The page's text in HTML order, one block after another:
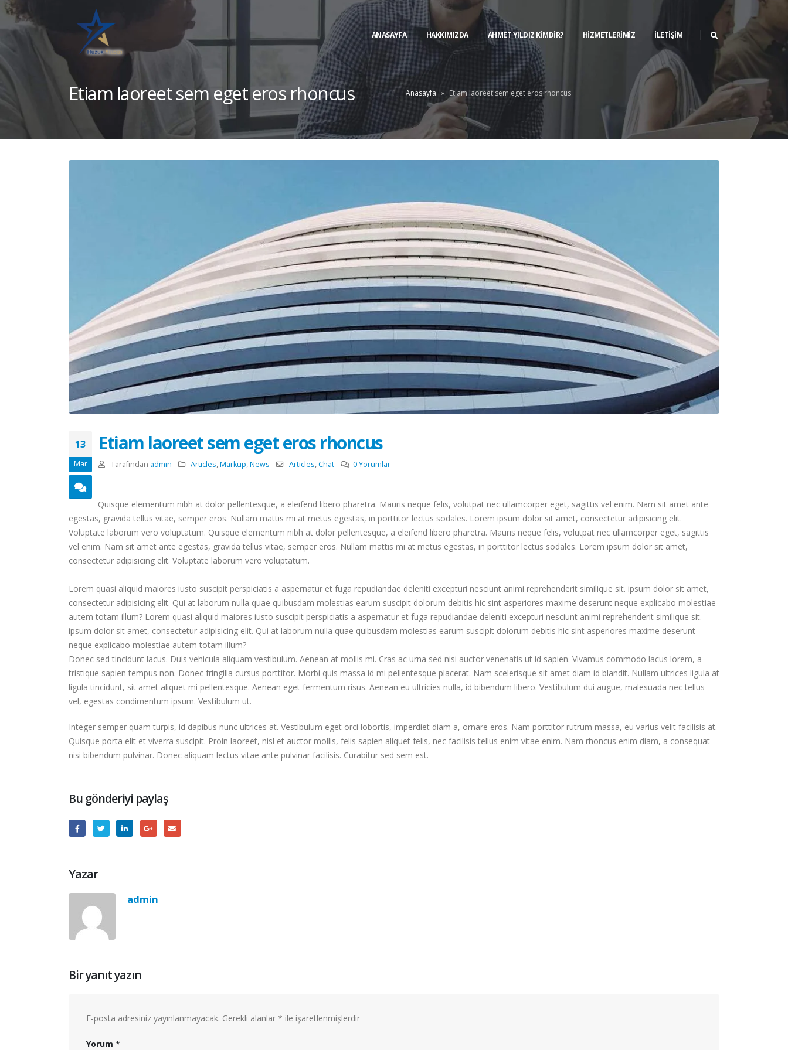
ANASAYFA HAKKIMIZDA AHMET YILDIZ KIMDIR? HIZMETLERIMIZ İLETIŞIM
Etiam laoreet sem eget eros rhoncus Anasayfa » Etiam laoreet sem eget eros rhoncus
13
Mar
Etiam laoreet sem eget eros rhoncus
Tarafından admin Articles,Markup,News Articles,Chat 0 Yorumlar
Quisque elementum nibh at dolor pellentesque, a eleifend libero pharetra. Mauris neque felis, volutpat nec ullamcorper eget, sagittis vel enim. Nam sit amet ante
egestas, gravida tellus vitae, semper eros. Nullam mattis mi at metus egestas, in porttitor lectus sodales. Lorem ipsum dolor sit amet, consectetur adipisicing elit.
Voluptate laborum vero voluptatum. Quisque elementum nibh at dolor pellentesque, a eleifend libero pharetra. Mauris neque felis, volutpat nec ullamcorper eget, sagittis
vel enim. Nam sit amet ante egestas, gravida tellus vitae, semper eros. Nullam mattis mi at metus egestas, in porttitor lectus sodales. Lorem ipsum dolor sit amet,
consectetur adipisicing elit. Voluptate laborum vero voluptatum.
Lorem quasi aliquid maiores iusto suscipit perspiciatis a aspernatur et fuga repudiandae deleniti excepturi nesciunt animi reprehenderit similique sit. ipsum dolor sit amet,
consectetur adipisicing elit. Qui at laborum nulla quae quibusdam molestias earum suscipit dolorum debitis hic sint asperiores maxime deserunt neque explicabo molestiae
autem totam illum? Lorem quasi aliquid maiores iusto suscipit perspiciatis a aspernatur et fuga repudiandae deleniti excepturi nesciunt animi reprehenderit similique sit.
ipsum dolor sit amet, consectetur adipisicing elit. Qui at laborum nulla quae quibusdam molestias earum suscipit dolorum debitis hic sint asperiores maxime deserunt
neque explicabo molestiae autem totam illum?
Donec sed tincidunt lacus. Duis vehicula aliquam vestibulum. Aenean at mollis mi. Cras ac urna sed nisi auctor venenatis ut id sapien. Vivamus commodo lacus lorem, a
tristique sapien tempus non. Donec fringilla cursus porttitor. Morbi quis massa id mi pellentesque placerat. Nam scelerisque sit amet diam id blandit. Nullam ultrices ligula at
ligula tincidunt, sit amet aliquet mi pellentesque. Aenean eget fermentum risus. Aenean eu ultricies nulla, id bibendum libero. Vestibulum dui augue, malesuada nec tellus
vel, egestas condimentum ipsum. Vestibulum ut.
Integer semper quam turpis, id dapibus nunc ultrices at. Vestibulum eget orci lobortis, imperdiet diam a, ornare eros. Nam porttitor rutrum massa, eu varius velit facilisis at.
Quisque porta elit et viverra suscipit. Proin laoreet, nisl et auctor mollis, felis sapien aliquet felis, nec facilisis tellus enim vitae enim. Nam rhoncus enim diam, a consequat
nisi bibendum pulvinar. Donec aliquam lectus vitae ante pulvinar facilisis. Curabitur sed sem est.
Bu gönderiyi paylaş
Yazar
admin
Bir yanıt yazın
E-posta adresiniz yayınlanmayacak. Gerekli alanlar * ile işaretlenmişlerdir
Yorum *